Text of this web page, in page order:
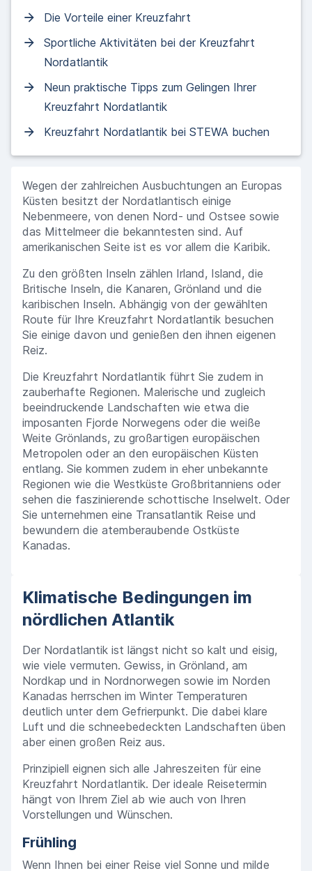
Die Vorteile einer Kreuzfahrt
Sportliche Aktivitäten bei der Kreuzfahrt
Nordatlantik
Neun praktische Tipps zum Gelingen Ihrer
Kreuzfahrt Nordatlantik
Kreuzfahrt Nordatlantik bei STEWA buchen
Wegen der zahlreichen Ausbuchtungen an Europas
Küsten besitzt der Nordatlantisch einige
Nebenmeere, von denen Nord- und Ostsee sowie
das Mittelmeer die bekanntesten sind. Auf
amerikanischen Seite ist es vor allem die Karibik.
Zu den größten Inseln zählen Irland, Island, die
Britische Inseln, die Kanaren, Grönland und die
karibischen Inseln. Abhängig von der gewählten
Route für Ihre Kreuzfahrt Nordatlantik besuchen
Sie einige davon und genießen den ihnen eigenen
Reiz.
Die Kreuzfahrt Nordatlantik führt Sie zudem in
zauberhafte Regionen. Malerische und zugleich
beeindruckende Landschaften wie etwa die
imposanten Fjorde Norwegens oder die weiße
Weite Grönlands, zu großartigen europäischen
Metropolen oder an den europäischen Küsten
entlang. Sie kommen zudem in eher unbekannte
Regionen wie die Westküste Großbritanniens oder
sehen die faszinierende schottische Inselwelt. Oder
Sie unternehmen eine Transatlantik Reise und
bewundern die atemberaubende Ostküste
Kanadas.
Klimatische Bedingungen im
nördlichen Atlantik
Der Nordatlantik ist längst nicht so kalt und eisig,
wie viele vermuten. Gewiss, in Grönland, am
Nordkap und in Nordnorwegen sowie im Norden
Kanadas herrschen im Winter Temperaturen
deutlich unter dem Gefrierpunkt. Die dabei klare
Luft und die schneebedeckten Landschaften üben
aber einen großen Reiz aus.
Prinzipiell eignen sich alle Jahreszeiten für eine
Kreuzfahrt Nordatlantik. Der ideale Reisetermin
hängt von Ihrem Ziel ab wie auch von Ihren
Vorstellungen und Wünschen.
Frühling
Wenn Ihnen bei einer Reise viel Sonne und milde